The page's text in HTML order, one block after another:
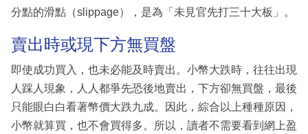
分點的滑點（slippage），是為「未見官先打三十大板」。
賣出時或現下方無買盤
即使成功買入，也未必能及時賣出。小幣大跌時，往往出現
人踩人現象，人人都爭先恐後地賣出，下方卻無買盤，最後
只能眼白白看著幣價大跌九成。因此，綜合以上種種原因，
小幣就算買，也不會買得多。所以，讀者不需要看到網上盈